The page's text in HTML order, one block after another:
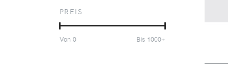
PREIS
Von 0 Bis 1000+